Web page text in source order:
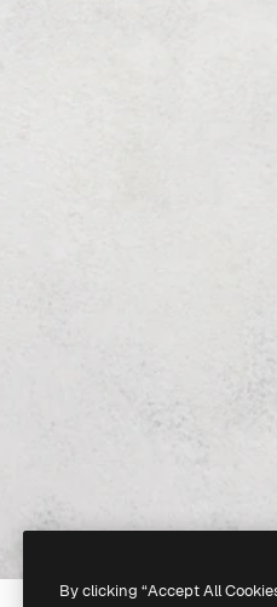
By clicking “Accept All